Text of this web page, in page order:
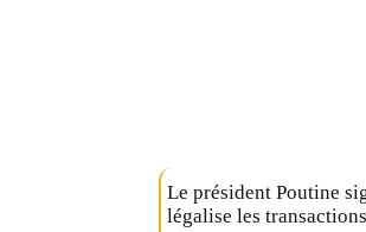
Le président Poutine
légalise les